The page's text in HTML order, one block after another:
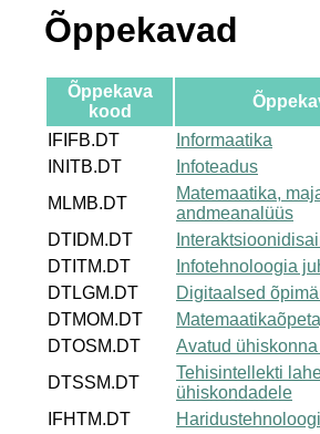
Õppekavad
Õppekava
kood
IFIFB.DT
Informaatika
INITB.DT
Infoteadus
MLMB.DT
Matemaatika,
andmeanalüüs
DTIDM.DT
DTITM.DT
Infotehnoloogia
DTLGM.DT
Digitaalsed
DTMOM.DT
DTOSM.DT
Avatud
DTSSM.DT
Tehisintellekti
ühiskondadele
IFHTM.DT